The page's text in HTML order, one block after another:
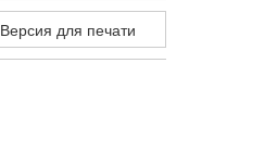
Версия для печати